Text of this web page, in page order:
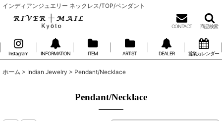
インディアンジュエリー ネックレス/TOP/ペンダント
CONTACT 商品検索
Instagram INFORMATION ITEM ARTIST DEALER 営業カレンダー
ホーム > Indian Jewelry > Pendant/Necklace
Pendant/Necklace